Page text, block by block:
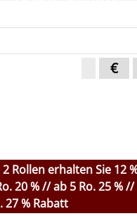
€
2 Rollen erhalten Sie 12
20 % // ab 5 Ro. 25 %
27 % Rabatt